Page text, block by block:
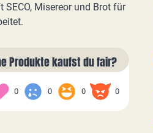
Misereor und Brot für
Produkte kaufst du fair?
0 0 0 0